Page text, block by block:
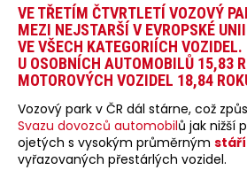
VE TŘETÍM ČTVRTLETÍ VOZOVÝ
MEZI NEJSTARŠÍ V EVROPSKÉ
VE VŠECH KATEGORIÍCH
U OSOBNÍCH AUTOMOBILŮ 15,83
MOTOROVÝCH VOZIDEL 18,84
Vozový park v ČR dál stárne, což
Svazu dovozců automobilů jak nižší
ojetých s vysokým průměrným
vyřazovaných přestárlých vozidel.